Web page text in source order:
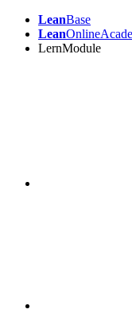
LeanBase
Lean
LernModule